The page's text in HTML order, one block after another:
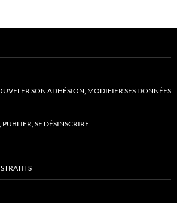
SON ADHÉSION, MODIFIER SES DONNÉES
PUBLIER, SE DÉSINSCRIRE